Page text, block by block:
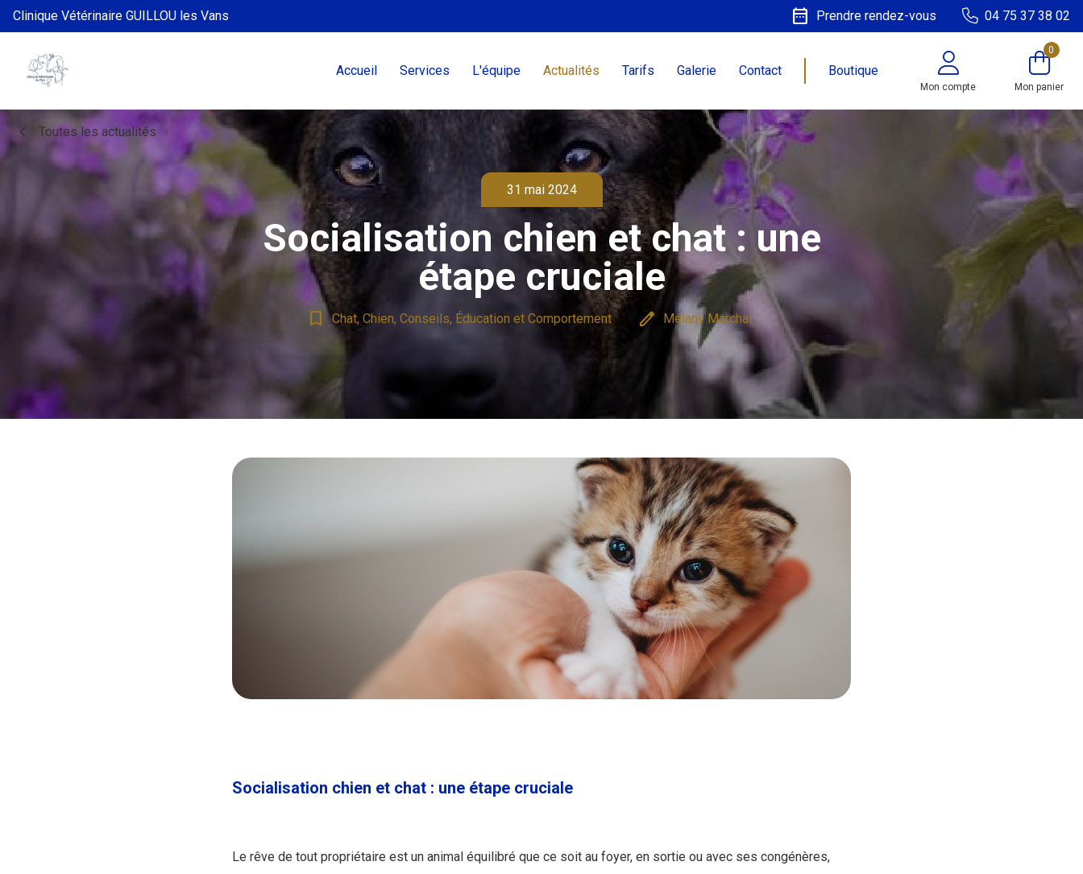
Clinique Vétérinaire GUILLOU les Vans date_range Prendre rendez-vous 04 75 37 38 02
Accueil Services L'équipe Actualités Tarifs Galerie Contact Boutique
Mon compte
0
Mon panier
chevron_left Toutes les actualités
31 mai 2024
Socialisation chien et chat : une
étape cruciale
bookmark_border Chat, Chien, Conseils, Éducation et Comportement edit Mélany Marchal
Socialisation chien et chat : une étape cruciale
Le rêve de tout propriétaire est un animal équilibré que ce soit au foyer, en sortie ou avec ses congénères,